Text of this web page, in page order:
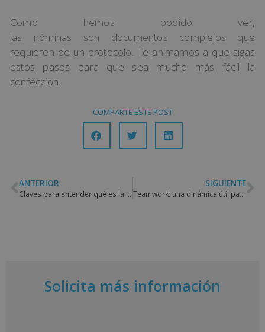
Como hemos podido ver,
las nóminas son documentos complejos que
requieren de un protocolo. Te animamos a que sigas
estos pasos para que sea mucho más fácil la
confección.
COMPARTE ESTE POST
ANTERIOR
Claves para entender qué es la farmacodinamia
SIGUIENTE
Teamwork: una dinámica útil para gestionar proyectos
Solicita más información